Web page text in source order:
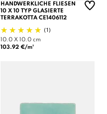
HANDWERKLICHE FLIESEN
10 X 10 TYP GLASIERTE
TERRAKOTTA CE1406112
(1)
10.0 X 10.0 cm
103.92 €/m²